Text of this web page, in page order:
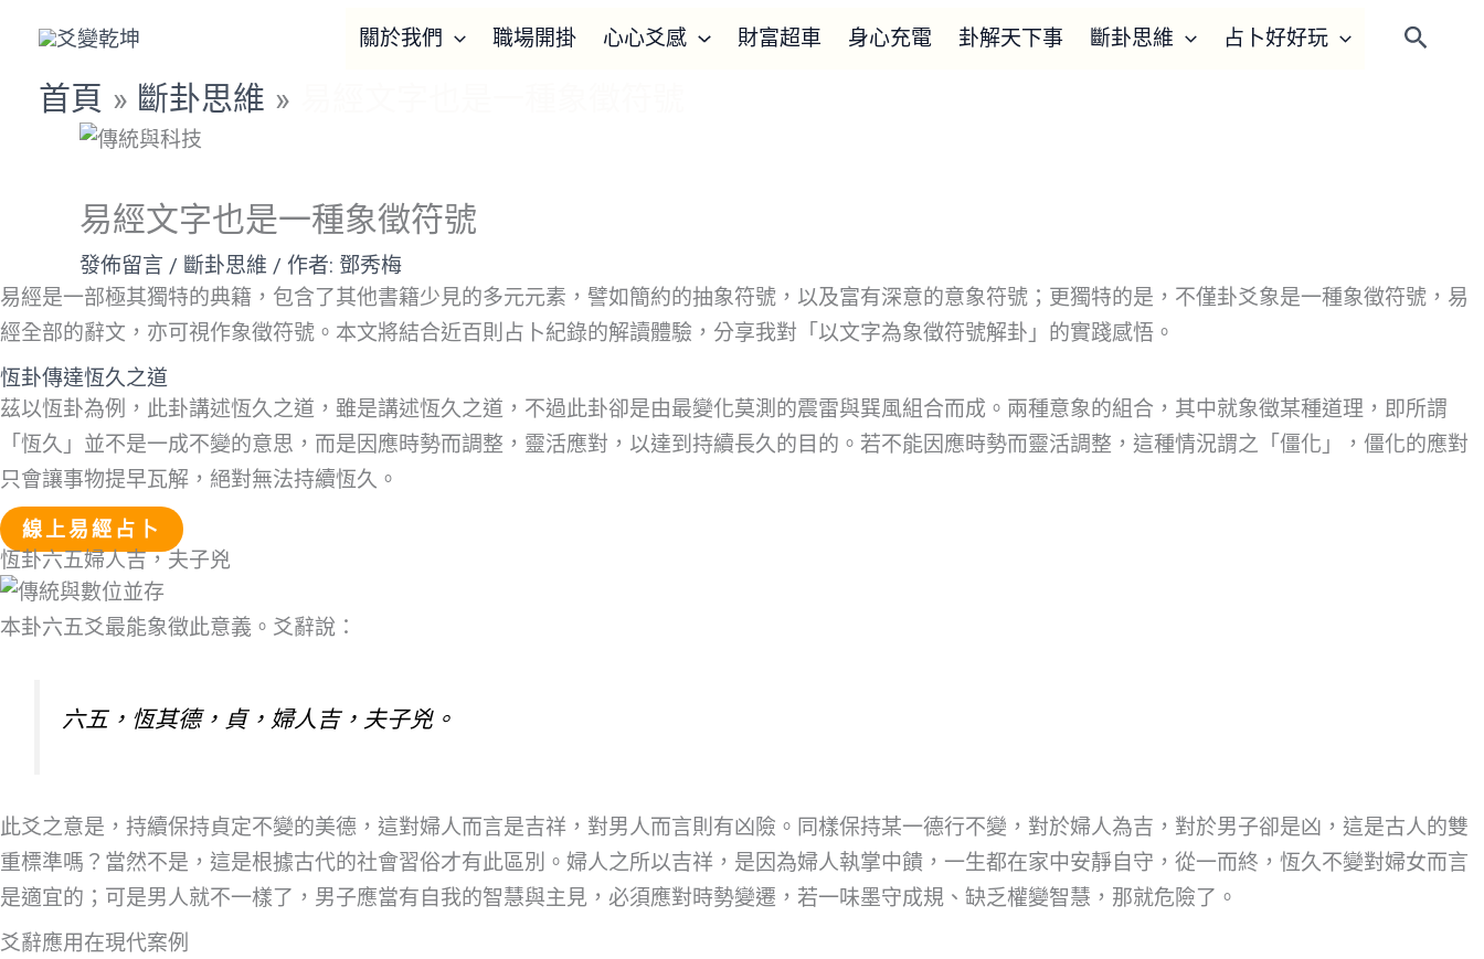
關於我們 職場開掛 心心爻感 財富超車 身心充電 卦解天下事 斷卦思維 占卜好好玩
搜
首頁 斷卦思維
易經文字也是一種象徵符號
發佈留言 / 斷卦思維 / 作者: 鄧秀梅
易經是一部極其獨特的典籍，包含了其他書籍少見的多元元素，譬如簡約的抽象符號，以及富有深意的意象符號；更獨特的是，不僅卦爻象是一種象徵符號，易
經全部的辭文，亦可視作象徵符號。本文將結合近百則占卜紀錄的解讀體驗，分享我對「以文字為象徵符號解卦」的實踐感悟。
恆卦傳達恆久之道
茲以恆卦為例，此卦講述恆久之道，雖是講述恆久之道，不過此卦卻是由最變化莫測的震雷與巽風組合而成。兩種意象的組合，其中就象徵某種道理，即所謂
「恆久」並不是一成不變的意思，而是因應時勢而調整，靈活應對，以達到持續長久的目的。若不能因應時勢而靈活調整，這種情況謂之「僵化」，僵化的應對
只會讓事物提早瓦解，絕對無法持續恆久。
線上易經占卜
恆卦六五婦人吉，夫子兇
本卦六五爻最能象徵此意義。爻辭說：
六五，恆其德，貞，婦人吉，夫子兇。
此爻之意是，持續保持貞定不變的美德，這對婦人而言是吉祥，對男人而言則有凶險。同樣保持某一德行不變，對於婦人為吉，對於男子卻是凶，這是古人的雙
重標準嗎？當然不是，這是根據古代的社會習俗才有此區別。婦人之所以吉祥，是因為婦人執掌中饋，一生都在家中安靜自守，從一而終，恆久不變對婦女而言
是適宜的；可是男人就不一樣了，男子應當有自我的智慧與主見，必須應對時勢變遷，若一味墨守成規、缺乏權變智慧，那就危險了。
爻辭應用在現代案例
Total: